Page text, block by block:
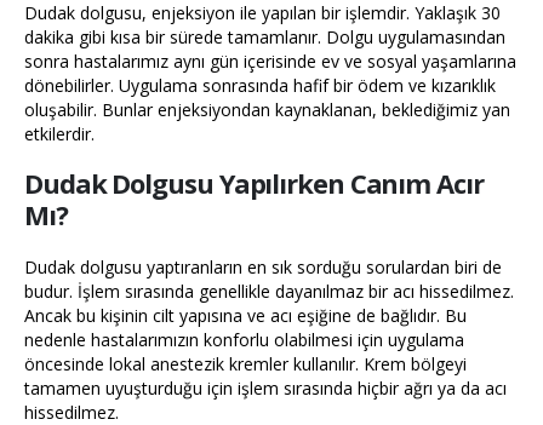
Dudak dolgusu, enjeksiyon ile yapılan bir işlemdir. Yaklaşık 30
dakika gibi kısa bir sürede tamamlanır. Dolgu uygulamasından
sonra hastalarımız aynı gün içerisinde ev ve sosyal yaşamlarına
dönebilirler. Uygulama sonrasında hafif bir ödem ve kızarıklık
oluşabilir. Bunlar enjeksiyondan kaynaklanan, beklediğimiz yan
etkilerdir.
Dudak Dolgusu Yapılırken Canım Acır
Mı?
Dudak dolgusu yaptıranların en sık sorduğu sorulardan biri de
budur. İşlem sırasında genellikle dayanılmaz bir acı hissedilmez.
Ancak bu kişinin cilt yapısına ve acı eşiğine de bağlıdır. Bu
nedenle hastalarımızın konforlu olabilmesi için uygulama
öncesinde lokal anestezik kremler kullanılır. Krem bölgeyi
tamamen uyuşturduğu için işlem sırasında hiçbir ağrı ya da acı
hissedilmez.